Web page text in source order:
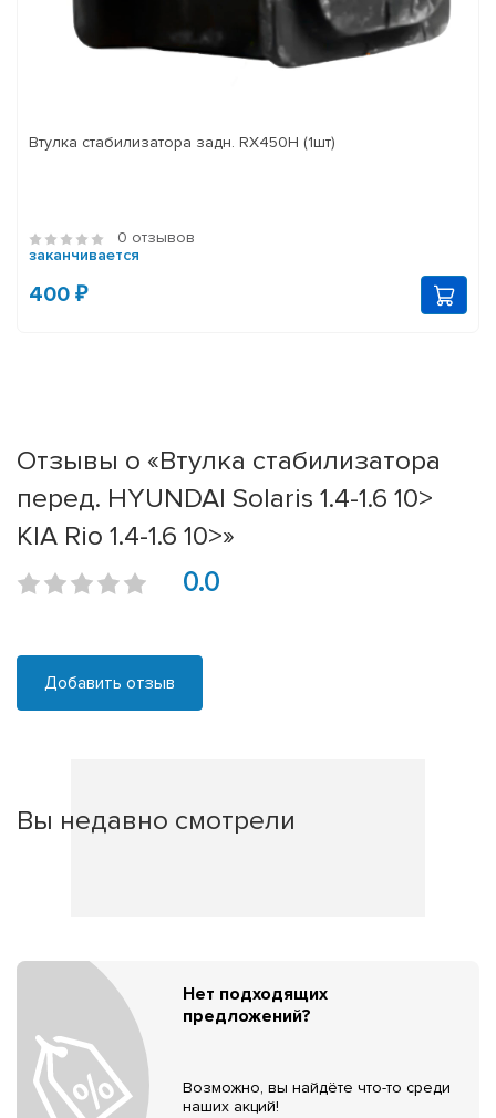
Втулка стабилизатора задн. RX450H (1шт)
0 отзывов
заканчивается
400 ₽
Отзывы о «Втулка стабилизатора
перед. HYUNDAI Solaris 1.4-1.6 10>
KIA Rio 1.4-1.6 10>»
0.0
Добавить отзыв
Вы недавно смотрели
Нет подходящих
предложений?
Возможно, вы найдёте что-то среди
наших акций!